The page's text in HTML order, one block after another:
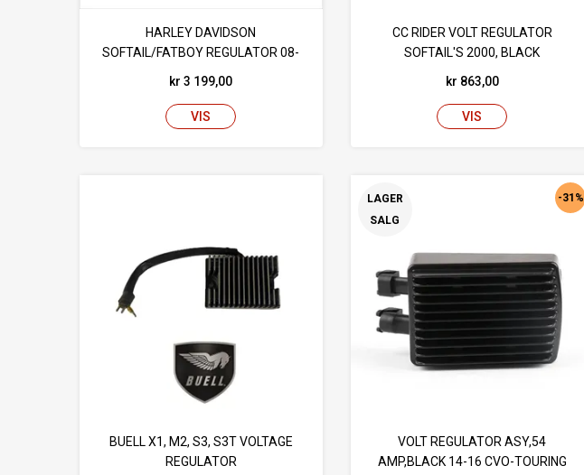
HARLEY DAVIDSON
SOFTAIL/FATBOY REGULATOR 08-
13
kr 3 199,00
VIS
CC RIDER VOLT REGULATOR
SOFTAIL'S 2000, BLACK
kr 863,00
VIS
BUELL X1, M2, S3, S3T VOLTAGE
REGULATOR
LAGER
SALG
VOLT REGULATOR ASY,54
AMP,BLACK 14-16 CVO-TOURING
-31%